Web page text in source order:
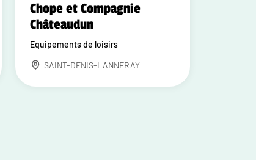
Chope et Compagnie
Châteaudun
Equipements de loisirs
SAINT-DENIS-LANNERAY